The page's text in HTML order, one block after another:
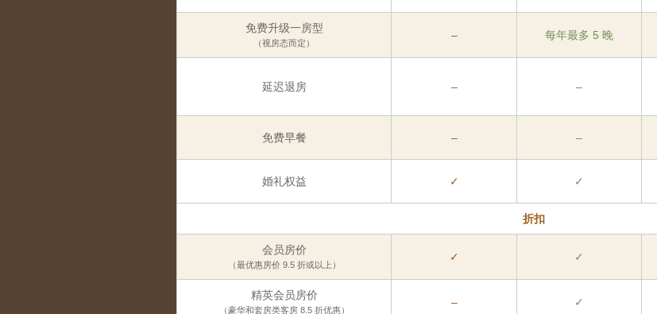
免费升级一房型
（视房态而定）
– 每年最多 5 晚
延迟退房 – –
免费早餐 – –
婚礼权益 ✓ ✓
折扣
会员房价
（最优惠房价 9.5 折或以上）
✓ ✓
精英会员房价
（豪华和套房类客房 8.5 折优惠）
– ✓